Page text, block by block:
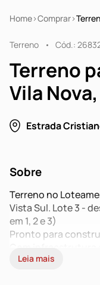
Home Comprar
Terreno Cód.:
Terreno
Vila
Estrada
Sobre
Terreno no
Vista Sul. Lote 3 -
em 1, 2 e 3)
Pronto para
asfaltadas.
Leia mais